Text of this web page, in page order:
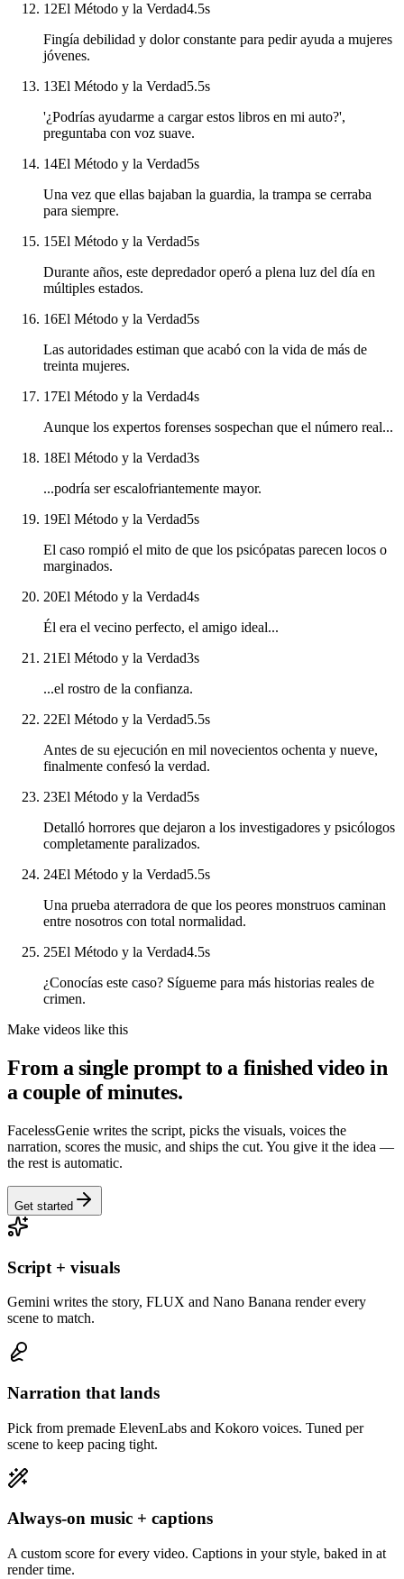
12El Método y la Verdad4.5s
Fingía debilidad y dolor constante para pedir ayuda a mujeres
jóvenes.
13El Método y la Verdad5.5s
'¿Podrías ayudarme a cargar estos libros en mi auto?',
preguntaba con voz suave.
14El Método y la Verdad5s
Una vez que ellas bajaban la guardia, la trampa se cerraba
para siempre.
15El Método y la Verdad5s
Durante años, este depredador operó a plena luz del día en
múltiples estados.
16El Método y la Verdad5s
Las autoridades estiman que acabó con la vida de más de
treinta mujeres.
17El Método y la Verdad4s
Aunque los expertos forenses sospechan que el número real...
18El Método y la Verdad3s
...podría ser escalofriantemente mayor.
19El Método y la Verdad5s
El caso rompió el mito de que los psicópatas parecen locos o
marginados.
20El Método y la Verdad4s
Él era el vecino perfecto, el amigo ideal...
21El Método y la Verdad3s
...el rostro de la confianza.
22El Método y la Verdad5.5s
Antes de su ejecución en mil novecientos ochenta y nueve,
finalmente confesó la verdad.
23El Método y la Verdad5s
Detalló horrores que dejaron a los investigadores y psicólogos
completamente paralizados.
24El Método y la Verdad5.5s
Una prueba aterradora de que los peores monstruos caminan
entre nosotros con total normalidad.
25El Método y la Verdad4.5s
¿Conocías este caso? Sígueme para más historias reales de
crimen.
Make videos like this
From a single prompt to a finished video in
a couple of minutes.
FacelessGenie writes the script, picks the visuals, voices the
narration, scores the music, and ships the cut. You give it the idea —
the rest is automatic.
Get started
Script + visuals
Gemini writes the story, FLUX and Nano Banana render every
scene to match.
Narration that lands
Pick from premade ElevenLabs and Kokoro voices. Tuned per
scene to keep pacing tight.
Always-on music + captions
A custom score for every video. Captions in your style, baked in at
render time.